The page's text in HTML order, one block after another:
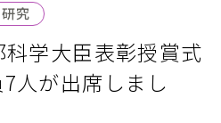
研究
学大臣表彰授賞式
人が出席しまし